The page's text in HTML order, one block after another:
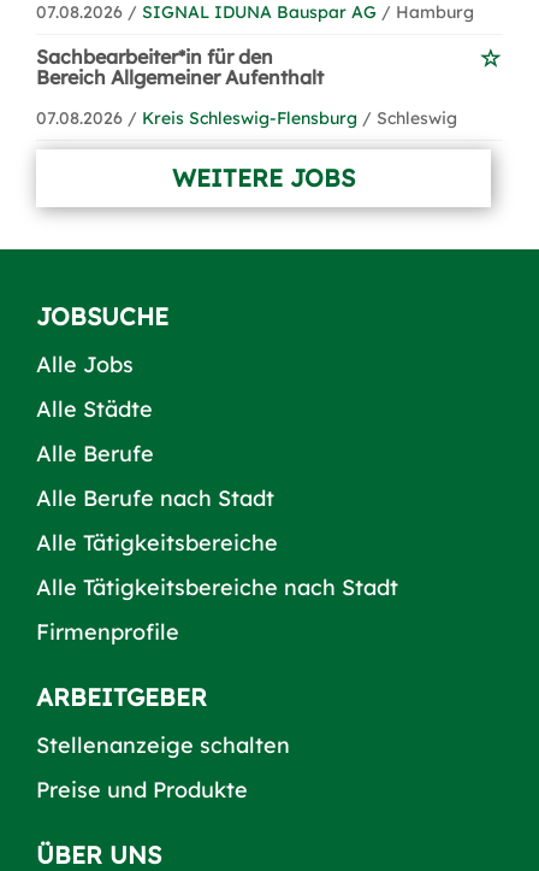
07.08.2026 / SIGNAL IDUNA Bauspar AG / Hamburg
Sachbearbeiter*in für den
Bereich Allgemeiner Aufenthalt
07.08.2026 / Kreis Schleswig-Flensburg / Schleswig
WEITERE JOBS
JOBSUCHE
Alle Jobs
Alle Städte
Alle Berufe
Alle Berufe nach Stadt
Alle Tätigkeitsbereiche
Alle Tätigkeitsbereiche nach Stadt
Firmenprofile
ARBEITGEBER
Stellenanzeige schalten
Preise und Produkte
ÜBER UNS